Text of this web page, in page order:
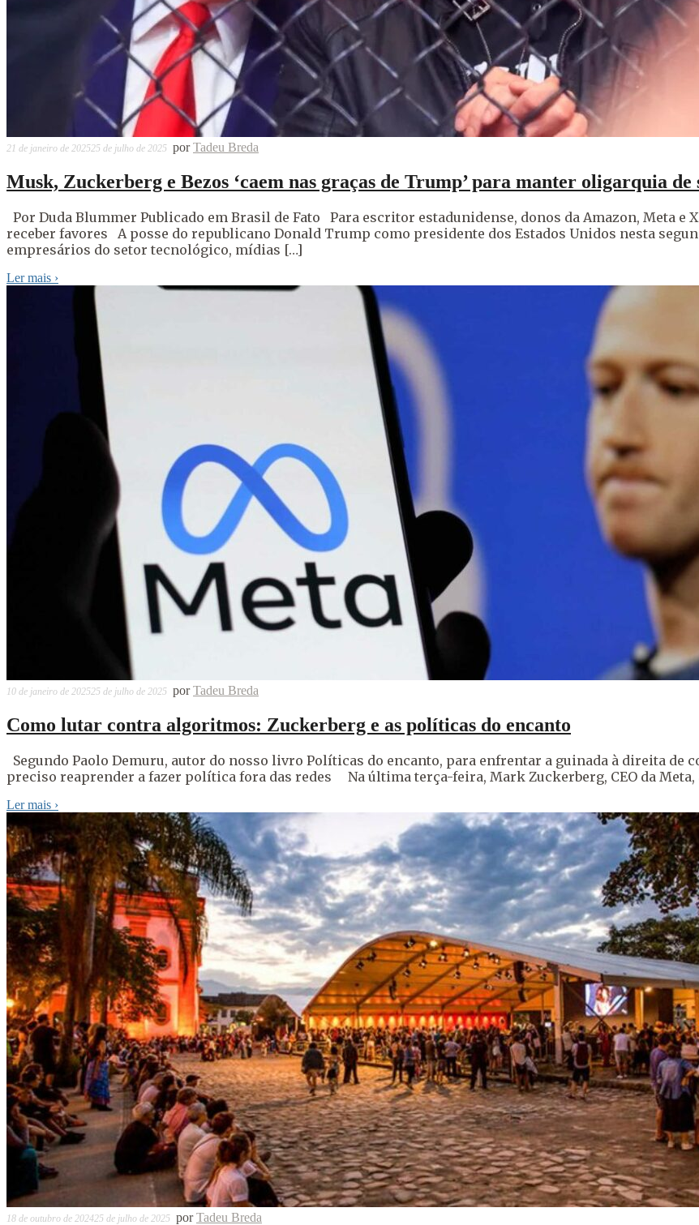
21 de janeiro de 202525 de julho de 2025 porTadeu Breda
Musk, Zuckerberg e Bezos ‘caem nas graças de Trump’ para manter oligarquia de
Por Duda Blummer Publicado em Brasil de Fato Para escritor estadunidense, donos da Amazon, Meta e
receber favores A posse do republicano Donald Trump como presidente dos Estados Unidos nesta
empresários do setor tecnológico, mídias […]
Ler mais ›
10 de janeiro de 202525 de julho de 2025 porTadeu Breda
Como lutar contra algoritmos: Zuckerberg e as políticas do encanto
Segundo Paolo Demuru, autor do nosso livro Políticas do encanto, para enfrentar a guinada à direita de
preciso reaprender a fazer política fora das redes Na última terça-feira, Mark Zuckerberg, CEO da
Ler mais ›
18 de outubro de 202425 de julho de 2025 porTadeu Breda